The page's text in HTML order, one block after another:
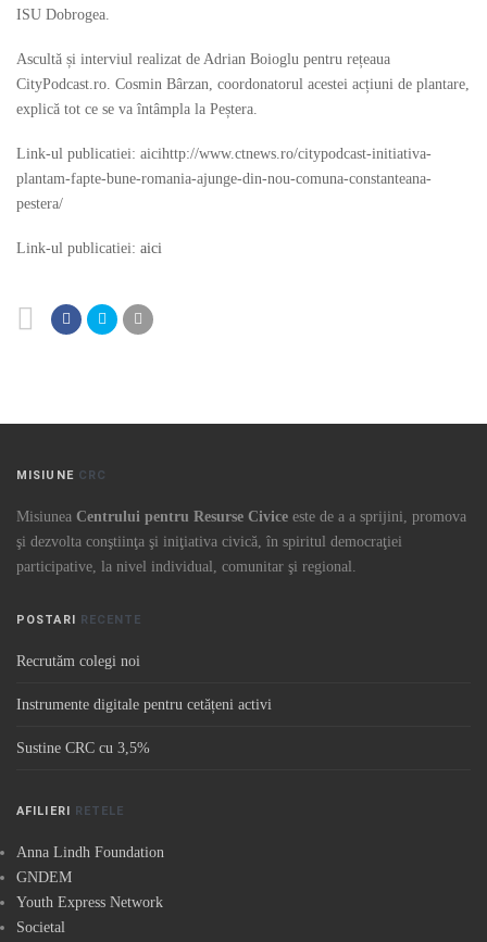
ISU Dobrogea.
Ascultă și interviul realizat de Adrian Boioglu pentru rețeaua
CityPodcast.ro. Cosmin Bârzan, coordonatorul acestei acțiuni de plantare,
explică tot ce se va întâmpla la Peștera.
Link-ul publicatiei: aicihttp://www.ctnews.ro/citypodcast-initiativa-
plantam-fapte-bune-romania-ajunge-din-nou-comuna-constanteana-
pestera/
Link-ul publicatiei: aici
MISIUNE CRC
Misiunea Centrului pentru Resurse Civice este de a a sprijini, promova
şi dezvolta conştiinţa şi iniţiativa civică, în spiritul democraţiei
participative, la nivel individual, comunitar şi regional.
POSTARI RECENTE
Recrutăm colegi noi
Instrumente digitale pentru cetățeni activi
Sustine CRC cu 3,5%
AFILIERI RETELE
Anna Lindh Foundation
GNDEM
Youth Express Network
Societal